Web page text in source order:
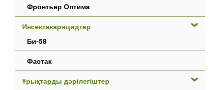
Фронтьер Оптима
Инсектакарицидтер
Би-58
Фастак
Ұрықтарды дәрілегіштер